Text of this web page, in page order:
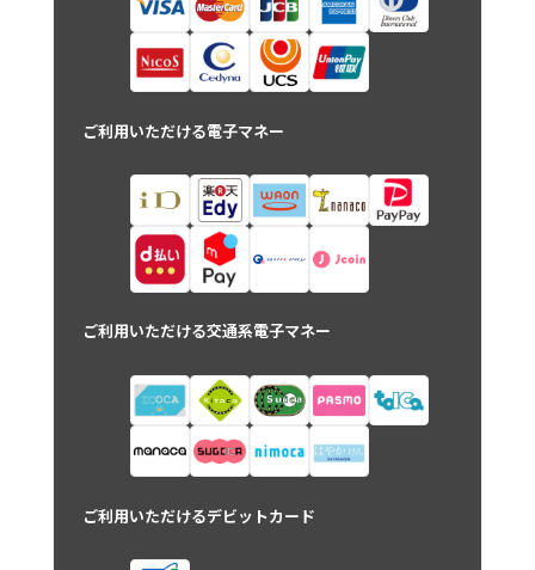
ご利用いただける電子マネー
ご利用いただける交通系電子マネー
ご利用いただけるデビットカード